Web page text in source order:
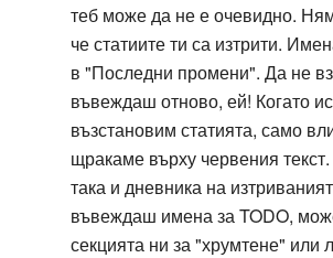
теб може да не е очевидно.
че статиите ти са изтрити.
в "Последни промени". Да не
въвеждаш отново, ей! Когато
възстановим статията, само
щракаме върху червения
така и дневника на
въвеждаш имена за TODO,
секцията ни за "хрумтене" или